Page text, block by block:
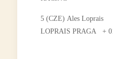
5 (CZE) Ales
LOPRAIS PRAGA +